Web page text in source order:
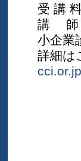
受 講
講 師
小企業
詳細